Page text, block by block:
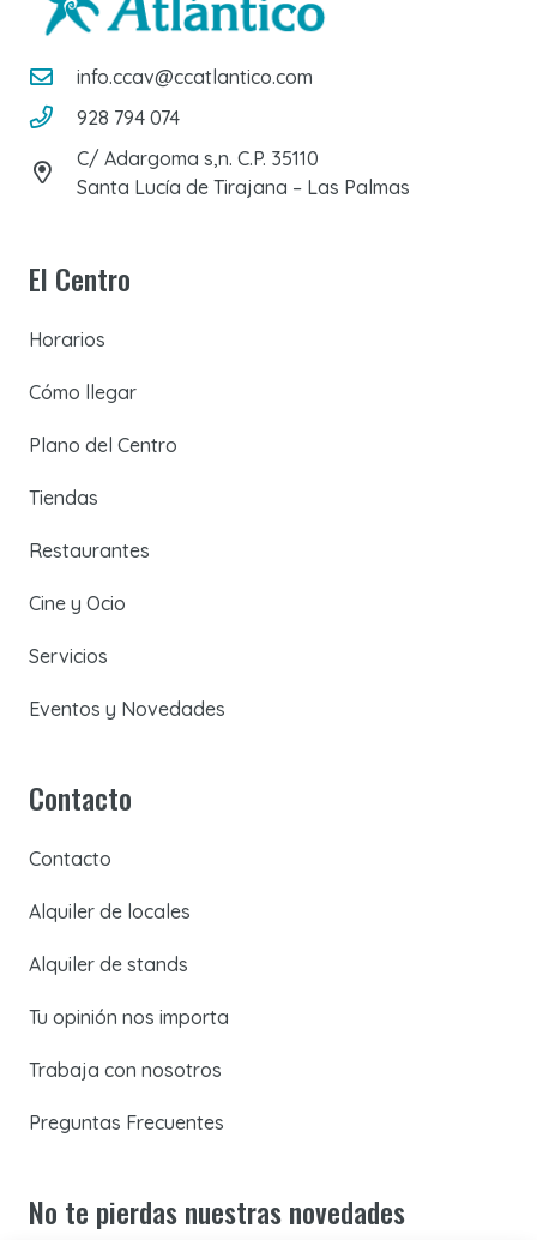
info.ccav@ccatlantico.com
928 794 074
C/ Adargoma s,n. C.P. 35110
Santa Lucía de Tirajana – Las Palmas
El Centro
Horarios
Cómo llegar
Plano del Centro
Tiendas
Restaurantes
Cine y Ocio
Servicios
Eventos y Novedades
Contacto
Contacto
Alquiler de locales
Alquiler de stands
Tu opinión nos importa
Trabaja con nosotros
Preguntas Frecuentes
No te pierdas nuestras novedades